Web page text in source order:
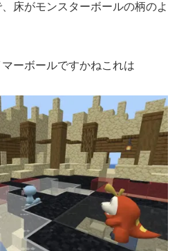
床がモンスターボールの柄のよ
ーボールですかねこれは